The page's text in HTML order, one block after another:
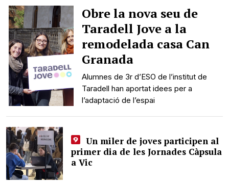
Obre la nova seu de
Taradell Jove a la
remodelada casa Can
Granada
Alumnes de 3r d’ESO de l’institut de
Taradell han aportat idees per a
l’adaptació de l’espai
Un miler de joves participen al
primer dia de les Jornades Càpsula
a Vic